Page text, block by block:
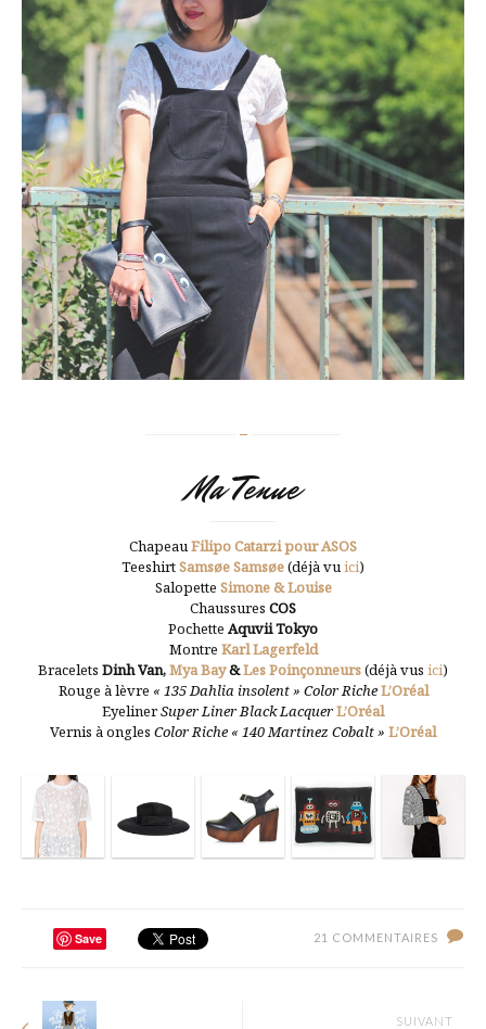
Ma Tenue
ChapeauFilipo Catarzi pour ASOS
TeeshirtSamsøe Samsøe(déjà vuici)
Salopette Simone & Louise
Chaussures COS
Pochette Aquvii Tokyo
Montre Karl Lagerfeld
Bracelets Dinh Van,Mya Bay&Les Poinçonneurs(déjà vus ici)
Rouge à lèvre « 135 Dahlia insolent » Color RicheL’Oréal
EyelinerSuper Liner Black LacquerL’Oréal
Vernis à ongles Color Riche « 140 Martinez Cobalt » L’Oréal
Save 21 COMMENTAIRES
SUIVANT